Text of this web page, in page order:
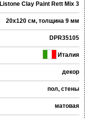
Listone Clay Paint Rett Mix 3
20x120 см, толщина 9 мм
DPR35105
Италия
декор
пол, стены
матовая